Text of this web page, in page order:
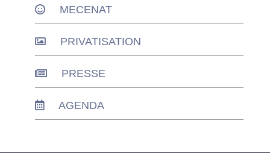
MECENAT
PRIVATISATION
PRESSE
AGENDA